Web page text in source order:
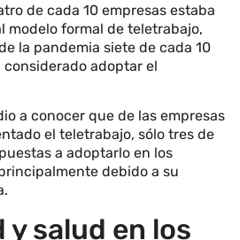
de cada 10 empresas estaba
modelo formal de teletrabajo,
la pandemia siete de cada 10
adoptar el
a conocer que de las empresas
el teletrabajo, sólo tres de
a adoptarlo en los
debido a su
y salud en los